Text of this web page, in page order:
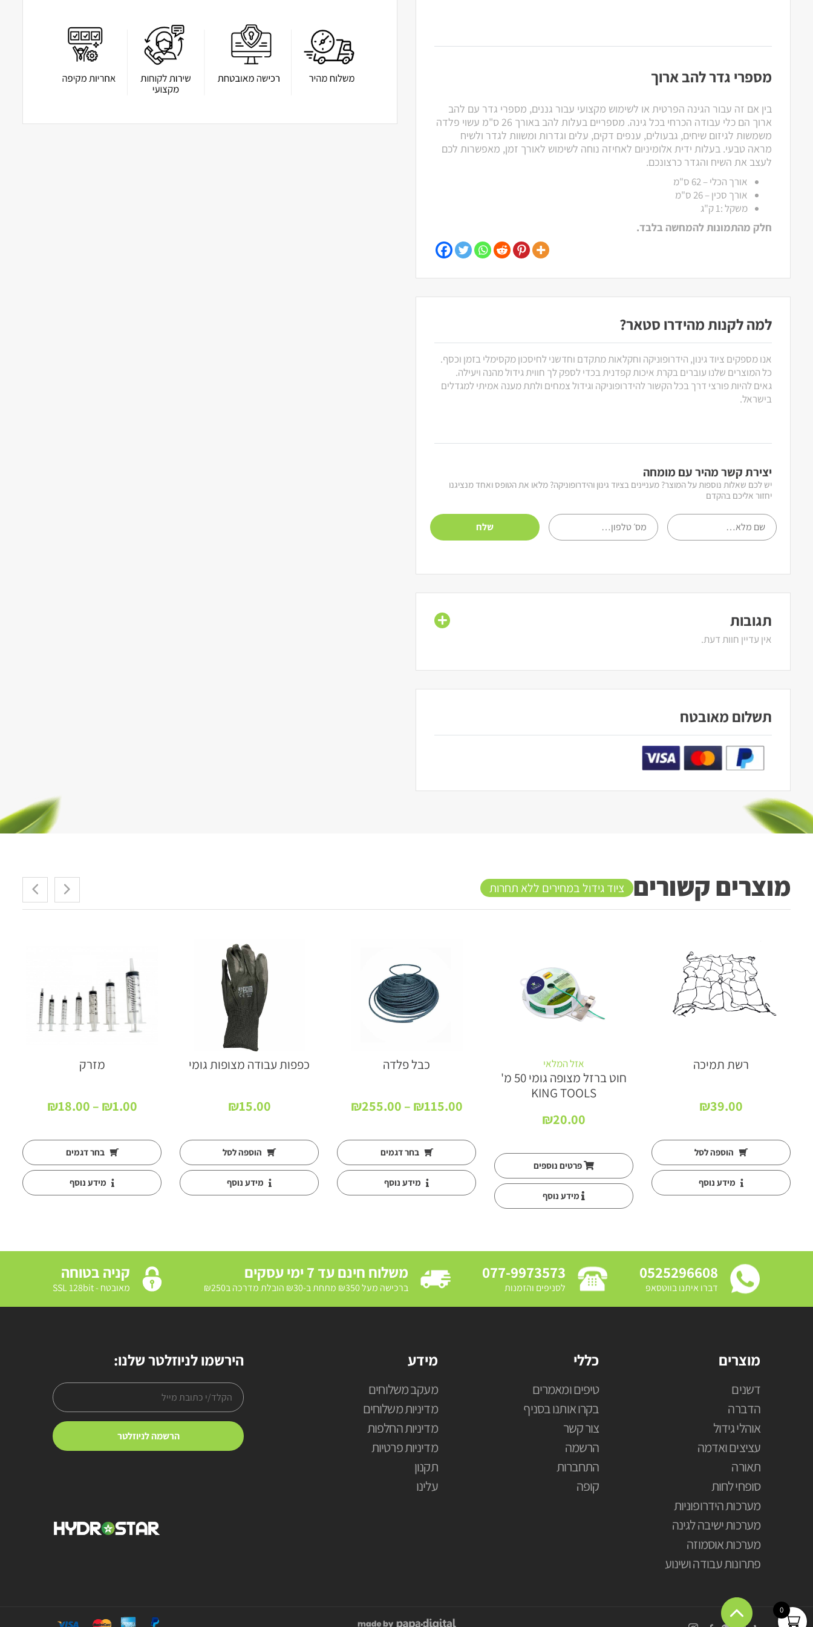
מספרי גדר להב ארוך
בין אם זה עבור הגינה הפרטית או לשימוש מקצועי עבור גננים, מספרי גדר עם להב
ארוך הם כלי עבודה הכרחי בכל גינה. מספריים בעלות להב באורך 26 ס"מ עשוי פלדה
משמשות לגיזום שיחים, גבעולים, ענפים דקים, עלים וגדרות ומשוות לגדר ולשיח
מראה טבעי. בעלות ידית אלומיניום לאחיזה נוחה לשימוש לאורך זמן, מאפשרות לכם
לעצב את השיח והגדר כרצונכם.
אורך הכלי – 62 ס"מ
אורך סכין – 26 ס"מ
משקל :1 ק"ג
חלק מהתמונות להמחשה בלבד.
למה לקנות מהידרו סטאר?
אנו מספקים ציוד גינון, הידרופוניקה וחקלאות מתקדם וחדשני לחיסכון מקסימלי בזמן וכסף.
כל המוצרים שלנו עוברים בקרת איכות קפדנית בכדי לספק לך חווית גידול מהנה ויעילה.
גאים להיות פורצי דרך בכל הקשור להידרופוניקה וגידול צמחים ולתת מענה אמיתי למגדלים
בישראל.
יצירת קשר מהיר עם מומחה
יש לכם שאלות נוספות על המוצר? מעניינים בציוד גינון והידרופוניקה? מלאו את הטופס ואחד מנציגנו
יחזור אליכם בהקדם
תגובות
אין עדיין חוות דעת.
תשלום מאובטח
מוצרים קשורים ציוד גידול במחירים ללא תחרות
רשת תמיכה
₪39.00
הוספה לסל
מידע נוסף
אזל המלאי
חוט ברזל מצופה גומי 50 מ'
KING TOOLS
₪20.00
פרטים נוספים
מידע נוסף
כבל פלדה
₪115.00
–
₪255.00
עד בחר דגמים
מידע נוסף
כפפות עבודה מצופות גומי
₪15.00
הוספה לסל
מידע נוסף
מזרק
₪1.00
–
₪18.00
עד בחר דגמים
מידע נוסף
0525296608
דברו איתנו בווטסאפ
077-9973573
לסניפים והזמנות
משלוח חינם עד 7 ימי עסקים
ברכישה מעל ₪350 מתחת ב-₪30 הובלת מדרכה ב₪250
קניה בטוחה
מאובטח - SSL 128bit
מוצרים
דשנים
הדברה
אוהלי גידול
עציצים ואדמה
תאורה
סופחי לחות
מערכות הידרופוניות
מערכות ישיבה לגינה
מערכות אוסמוזה
פתרונות עבודה ושינוע
כללי
טיפים ומאמרים
בקרו אותנו בסניף
צור קשר
הרשמה
התחברות
קופה
מידע
מעקב משלוחים
מדיניות משלוחים
מדיניות החלפות
מדיניות פרטיות
תקנון
עלינו
הירשמו לניוזלטר שלנו:
0